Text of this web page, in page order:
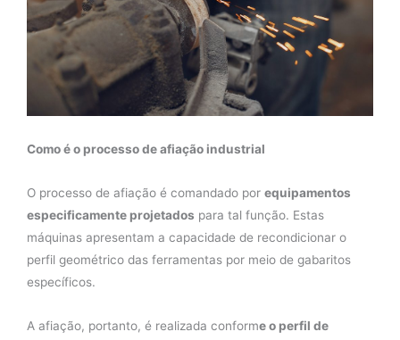
Como é o processo deafiação industrial
O processo de afiação é comandado por equipamentos
especificamente projetados para tal função. Estas
máquinas apresentam a capacidade de recondicionar o
perfil geométrico das ferramentas por meio de gabaritos
específicos.
A afiação, portanto, é realizada conforme o perfil de